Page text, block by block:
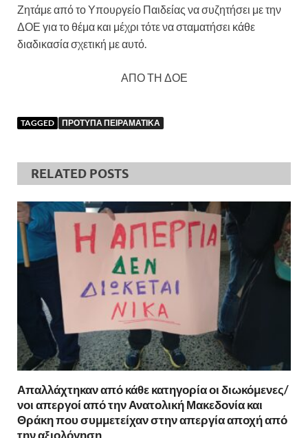
Ζητάμε από το Υπουργείο Παιδείας να συζητήσει με την
ΔΟΕ για το θέμα και μέχρι τότε να σταματήσει κάθε
διαδικασία σχετική με αυτό.
ΑΠΟ ΤΗ ΔΟΕ
TAGGED ΠΡΟΤΥΠΑ ΠΕΙΡΑΜΑΤΙΚΑ
RELATED POSTS
Απαλλάχτηκαν από κάθε κατηγορία οι διωκόμενες/
νοι απεργοί από την Ανατολική Μακεδονία και
Θράκη που συμμετείχαν στην απεργία αποχή από
την αξιολόγηση